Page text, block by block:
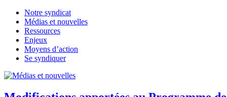
Notre syndicat
Médias et nouvelles
Ressources
Enjeux
Moyens d’action
Se syndiquer